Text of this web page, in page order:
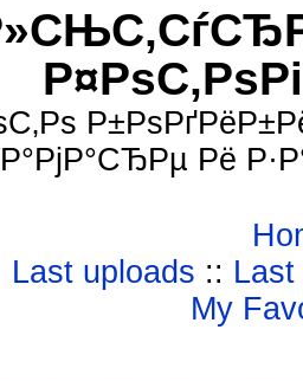
Рё
Last uploads ::
My